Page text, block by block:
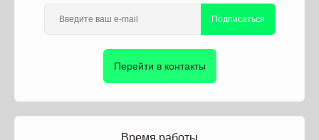
Подписаться
Перейти в контакты
Время работы